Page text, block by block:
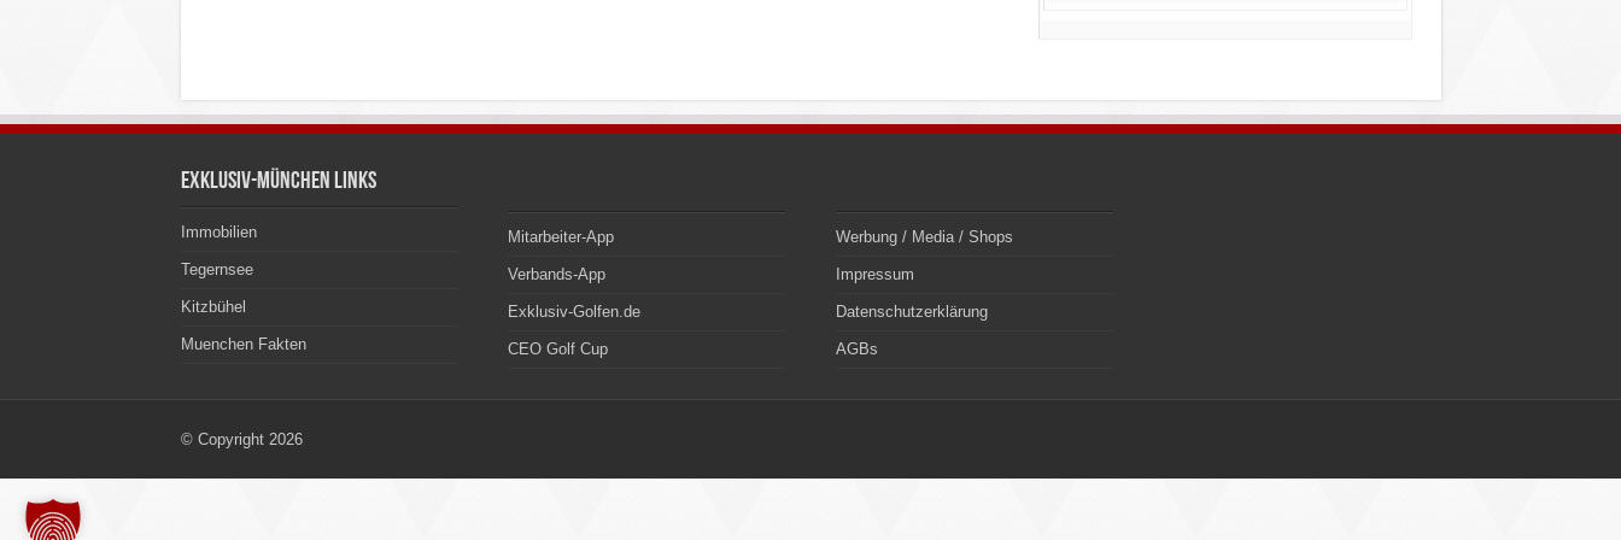
Exklusiv-München Links
Immobilien
Tegernsee
Kitzbühel
Muenchen Fakten
Mitarbeiter-App
Verbands-App
Exklusiv-Golfen.de
CEO Golf Cup
Werbung / Media / Shops
Impressum
Datenschutzerklärung
AGBs
© Copyright 2026